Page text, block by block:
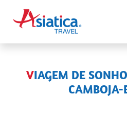
VIAGEM DE SONHO NO VIETNAM-
CAMBOJA-